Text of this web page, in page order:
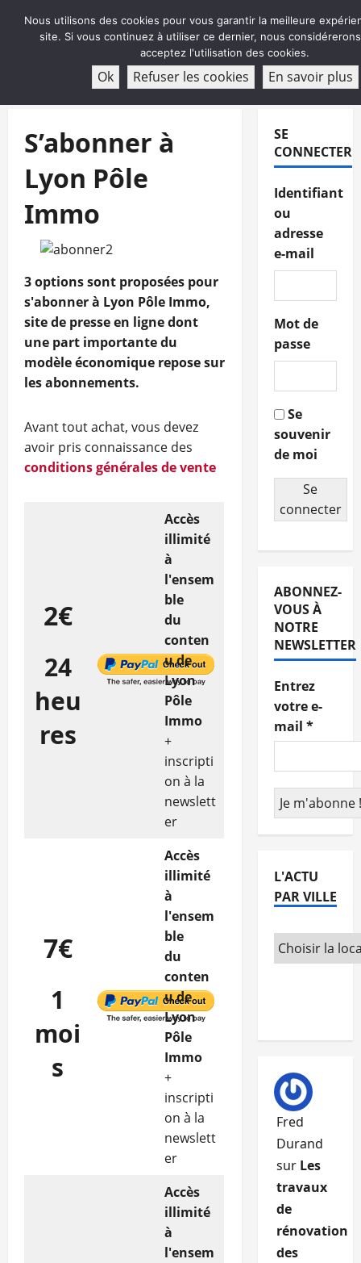
ABONNEMENT
S’abonner à
Lyon Pôle
Immo
3 options sont proposées pour
s'abonner à Lyon Pôle Immo,
site de presse en ligne dont
une part importante du
modèle économique repose sur
les abonnements.
Avant tout achat, vous devez
avoir pris connaissance des
conditions générales de vente
2€
24
heu
res
Accès
illimité
à
l'ensem
ble
du
conten
u de
Lyon
Pôle
Immo
+
inscripti
on à la
newslett
er
7€
1
moi
s
Accès
illimité
à
l'ensem
ble
du
conten
u de
Lyon
Pôle
Immo
+
inscripti
on à la
newslett
er
Accès
illimité
à
l'ensem
SE
CONNECTER
Identifiant
ou
adresse
e-mail
Mot de
passe
Se
souvenir
de moi
Se
connecter
ABONNEZ-
VOUS À
NOTRE
NEWSLETTER
Entrez
votre e-
mail *
L'ACTU
PAR VILLE
Fred
Durand
sur Les
travaux
de
rénovation
des
Nous utilisons des cookies pour vous garantir la meilleure
site. Si vous continuez à utiliser ce dernier, nous
acceptez l'utilisation des cookies.
Ok Refuser les cookies En savoir plus